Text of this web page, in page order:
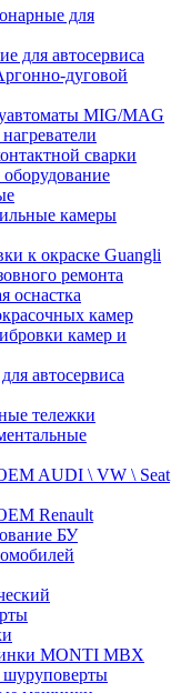
для
для автосервиса
дуговой
MIG/MAG
сварки
камеры
к окраске Guangli
ремонта
оснастка
камер
камер и
автосервиса
тележки
AUDI \ VW \ Seat
Renault
БУ
MONTI MBX